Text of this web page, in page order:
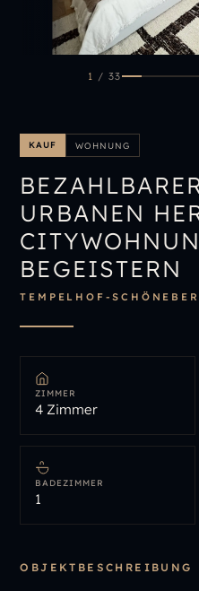
IMMOBILIE
1 / 33
KAUF WOHNUNG
URBANEN
BEGEISTERN
TEMPELHOF-
ZIMMER
4 Zimmer
BADEZIMMER
1
OBJEKTBESCHREIBUNG